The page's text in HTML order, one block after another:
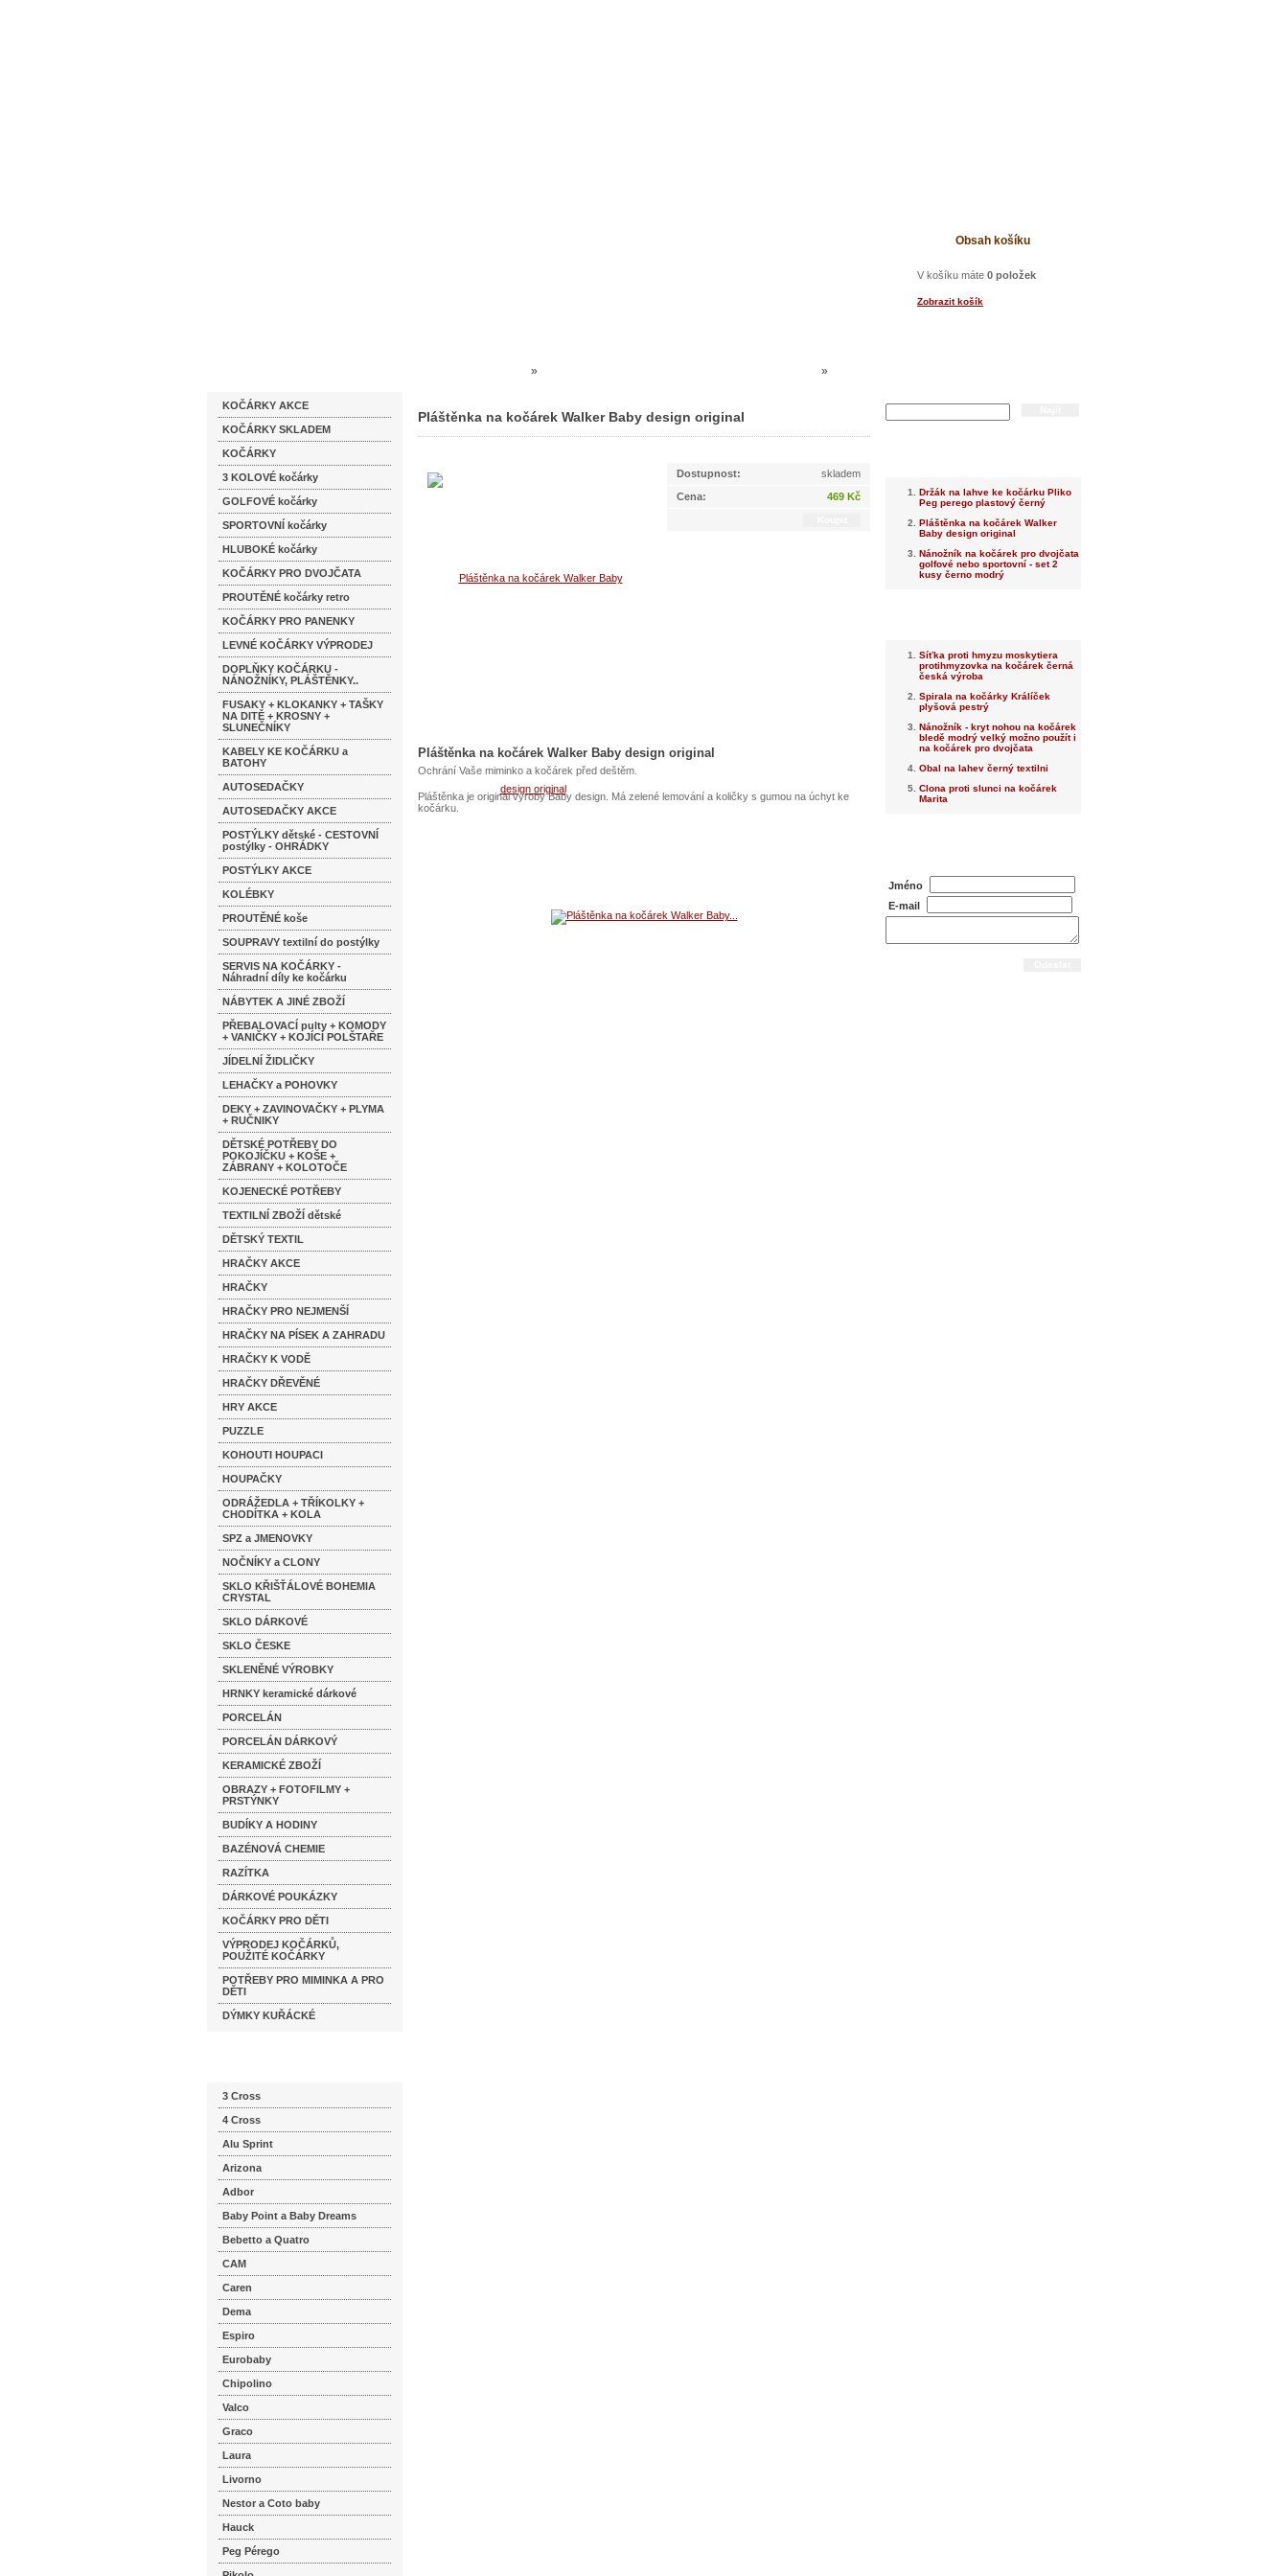
Obsah košíku
V košíku máte 0 položek
Zobrazit košík
KOČÁRKY AKCE
KOČÁRKY SKLADEM
KOČÁRKY
3 KOLOVÉ kočárky
GOLFOVÉ kočárky
SPORTOVNÍ kočárky
HLUBOKÉ kočárky
KOČÁRKY PRO DVOJČATA
PROUTĚNÉ kočárky retro
KOČÁRKY PRO PANENKY
LEVNÉ KOČÁRKY VÝPRODEJ
DOPLŇKY KOČÁRKU -
NÁNOŽNÍKY, PLÁŠTĚNKY..
FUSAKY + KLOKANKY + TAŠKY
NA DITĚ + KROSNY +
SLUNEČNÍKY
KABELY KE KOČÁRKU a
BATOHY
AUTOSEDAČKY
AUTOSEDAČKY AKCE
POSTÝLKY dětské - CESTOVNÍ
postýlky - OHRÁDKY
POSTÝLKY AKCE
KOLÉBKY
PROUTĚNÉ koše
SOUPRAVY textilní do postýlky
SERVIS NA KOČÁRKY -
Náhradní díly ke kočárku
NÁBYTEK A JINÉ ZBOŽÍ
PŘEBALOVACÍ pulty + KOMODY
+ VANIČKY + KOJÍCÍ POLŠTAŘE
JÍDELNÍ ŽIDLIČKY
LEHAČKY a POHOVKY
DEKY + ZAVINOVAČKY + PLYMA
+ RUČNIKY
DĚTSKÉ POTŘEBY DO
POKOJÍČKU + KOŠE +
ZÁBRANY + KOLOTOČE
KOJENECKÉ POTŘEBY
TEXTILNÍ ZBOŽÍ dětské
DĚTSKÝ TEXTIL
HRAČKY AKCE
HRAČKY
HRAČKY PRO NEJMENŠÍ
HRAČKY NA PÍSEK A ZAHRADU
HRAČKY K VODĚ
HRAČKY DŘEVĚNÉ
HRY AKCE
PUZZLE
KOHOUTI HOUPACI
HOUPAČKY
ODRÁŽEDLA + TŘÍKOLKY +
CHODÍTKA + KOLA
SPZ a JMENOVKY
NOČNÍKY a CLONY
SKLO KŘIŠŤÁLOVÉ BOHEMIA
CRYSTAL
SKLO DÁRKOVÉ
SKLO ČESKE
SKLENĚNÉ VÝROBKY
HRNKY keramické dárkové
PORCELÁN
PORCELÁN DÁRKOVÝ
KERAMICKÉ ZBOŽÍ
OBRAZY + FOTOFILMY +
PRSTÝNKY
BUDÍKY A HODINY
BAZÉNOVÁ CHEMIE
RAZÍTKA
DÁRKOVÉ POUKÁZKY
KOČÁRKY PRO DĚTI
VÝPRODEJ KOČÁRKŮ,
POUŽITÉ KOČÁRKY
POTŘEBY PRO MIMINKA A PRO
DĚTI
DÝMKY KUŘÁCKÉ
3 Cross
4 Cross
Alu Sprint
Arizona
Adbor
Baby Point a Baby Dreams
Bebetto a Quatro
CAM
Caren
Dema
Espiro
Eurobaby
Chipolino
Valco
Graco
Laura
Livorno
Nestor a Coto baby
Hauck
Peg Pérego
» »
Pláštěnka na kočárek Walker Baby design original
Pláštěnka na kočárek Walker Baby design original
Dostupnost:
skladem
Cena:
469 Kč
Pláštěnka na kočárek Walker Baby design original
Ochrání Vaše miminko a kočárek před deštěm.
Pláštěnka je originál výroby Baby design. Má zelené lemování a količky s gumou na úchyt ke
kočárku.
Držák na lahve ke kočárku Pliko
Peg perego plastový černý
Pláštěnka na kočárek Walker
Baby design original
Nánožník na kočárek pro dvojčata
golfové nebo sportovní - set 2
kusy černo modrý
Síťka proti hmyzu moskytiera
protihmyzovka na kočárek černá
česká výroba
Spirala na kočárky Králíček
plyšová pestrý
Nánožník - kryt nohou na kočárek
bledě modrý velký možno použít i
na kočárek pro dvojčata
Obal na lahev černý textilni
Clona proti slunci na kočárek
Marita
Jméno
E-mail